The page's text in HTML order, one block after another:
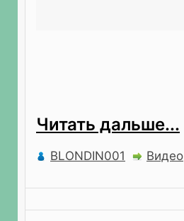
Читать дальше...
BLONDIN001 Видео